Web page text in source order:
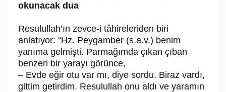
okunacak dua
Resulullah’ın zevce-i tâhireleriden biri
anlatıyor: “Hz. Peygamber (s.a.v.) benim
yanıma gelmişti. Parmağımda çıkan çıban
benzeri bir yarayı görünce,
– Evde eğir otu var mı, diye sordu. Biraz vardı,
gittim getirdim. Resulullah onu aldı ve yaramın